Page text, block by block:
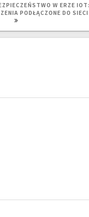
W ERZE IOT:
PODŁĄCZONE DO